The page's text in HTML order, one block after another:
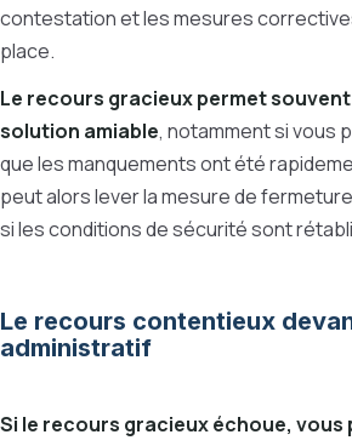
contestation et les mesures
place.
Le recours gracieux permet
solution amiable, notamment si vous
que les manquements ont été
peut alors lever la mesure de
si les conditions de sécurité sont
Le recours contentieux
administratif
Si le recours gracieux échoue, vous